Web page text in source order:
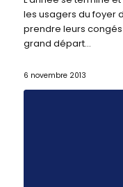
les usagers du foyer
prendre leurs congés
grand départ…
6 novembre 2013